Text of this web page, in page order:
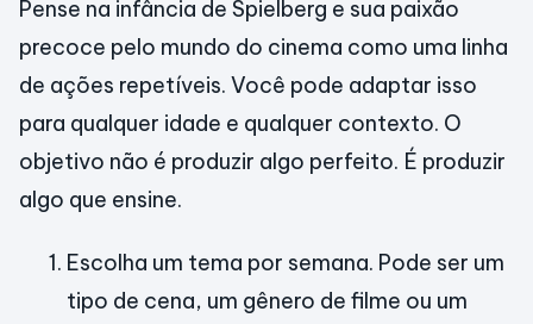
Pense na infância de Spielberg e sua paixão
precoce pelo mundo do cinema como uma linha
de ações repetíveis. Você pode adaptar isso
para qualquer idade e qualquer contexto. O
objetivo não é produzir algo perfeito. É produzir
algo que ensine.
Escolha um tema por semana. Pode ser um
tipo de cena, um gênero de filme ou um